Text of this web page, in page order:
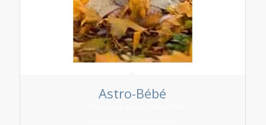
Astro-Bébé